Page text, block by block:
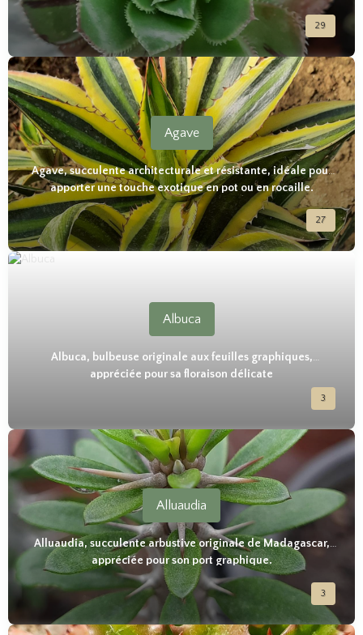
29
Agave
Agave, succulente architecturale et résistante, idéale pour
apporter une touche exotique en pot ou en rocaille.
27
Albuca
Albuca, bulbeuse originale aux feuilles graphiques,
appréciée pour sa floraison délicate
3
Alluaudia
Alluaudia, succulente arbustive originale de Madagascar,
appréciée pour son port graphique.
3